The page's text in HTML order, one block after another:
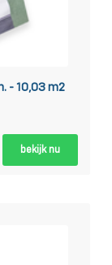
- 10,03 m2
bekijk nu